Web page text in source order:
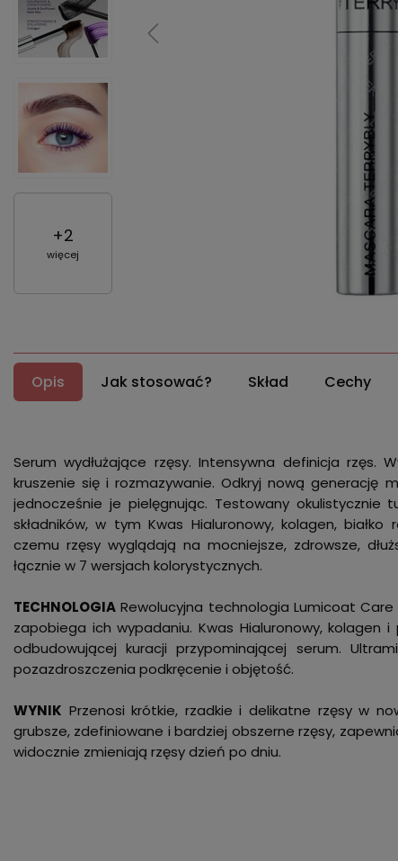
+2
więcej
Opis Jak stosować? Skład Cechy
Serum wydłużające rzęsy. Intensywna definicja rzęs.
kruszenie się i rozmazywanie. Odkryj nową generację
jednocześnie je pielęgnując. Testowany okulistycznie
składników, w tym Kwas Hialuronowy, kolagen,
czemu rzęsy wyglądają na mocniejsze, zdrowsze,
łącznie w 7 wersjach kolorystycznych.
TECHNOLOGIA Rewolucyjna technologia Lumicoat
zapobiega ich wypadaniu. Kwas Hialuronowy, kolagen
odbudowującej kuracji przypominającej serum.
pozazdroszczenia podkręcenie i objętość.
WYNIK Przenosi krótkie, rzadkie i delikatne rzęsy w
grubsze, zdefiniowane i bardziej obszerne rzęsy,
widocznie zmieniają rzęsy dzień po dniu.